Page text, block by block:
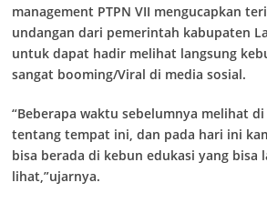
management PTPN VII mengucapkan
undangan dari pemerintah kabupaten
untuk dapat hadir melihat langsung
sangat booming/Viral di media sosial.
“Beberapa waktu sebelumnya melihat
tentang tempat ini, dan pada hari ini
bisa berada di kebun edukasi yang bisa
lihat,”ujarnya.